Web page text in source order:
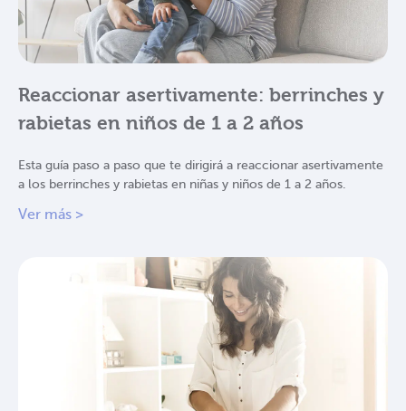
Reaccionar asertivamente: berrinches y
rabietas en niños de 1 a 2 años
Esta guía paso a paso que te dirigirá a reaccionar asertivamente
a los berrinches y rabietas en niñas y niños de 1 a 2 años.
Ver más >